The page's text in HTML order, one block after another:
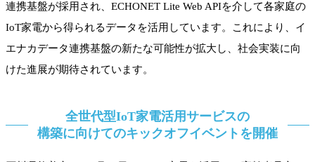
連携基盤が採用され、ECHONET Lite Web APIを介して各家庭の
IoT家電から得られるデータを活用しています。これにより、イ
エナカデータ連携基盤の新たな可能性が拡大し、社会実装に向
けた進展が期待されています。
全世代型IoT家電活用サービスの
構築に向けてのキックオフイベントを開催